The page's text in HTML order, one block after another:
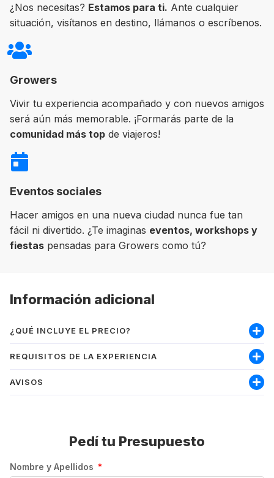
¿Nos necesitas? Estamos para ti. Ante cualquier
situación, visítanos en destino, llámanos o escríbenos.
Growers
Vivir tu experiencia acompañado y con nuevos amigos
será aún más memorable. ¡Formarás parte de la
comunidad más top de viajeros!
Eventos sociales
Hacer amigos en una nueva ciudad nunca fue tan
fácil ni divertido. ¿Te imaginas eventos, workshops y
fiestas pensadas para Growers como tú?
Información adicional
¿QUÉ INCLUYE EL PRECIO?
Incluye:
Asesoramiento de gestión de visado
REQUISITOS DE LA EXPERIENCIA
AVISOS
Los precios se muestran en la moneda local del
tipo de cambio vigente al momento de efectuar la
Pedí tu Presupuesto
Nombre y Apellidos